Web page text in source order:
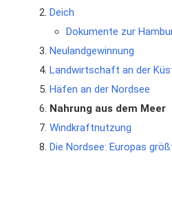
Deich
Dokumente zur
Neulandgewinnung
Landwirtschaft an der
Häfen an der Nordsee
Nahrung aus dem Meer
Windkraftnutzung
Die Nordsee: Europas